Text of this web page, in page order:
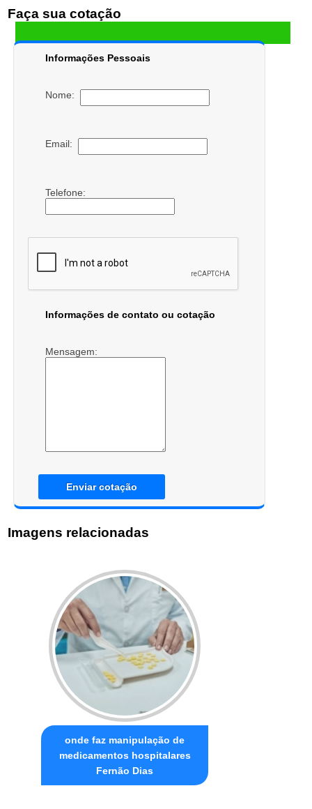
Faça sua cotação
Informações Pessoais
Nome:
Email:
Telefone:
Informações de contato ou cotação
Mensagem:
Enviar cotação
Imagens relacionadas
onde faz manipulação de
medicamentos hospitalares
Fernão Dias